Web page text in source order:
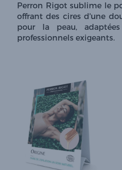
Perron Rigot sublime le
offrant des cires d'une
pour la peau,
professionnels exigeants.